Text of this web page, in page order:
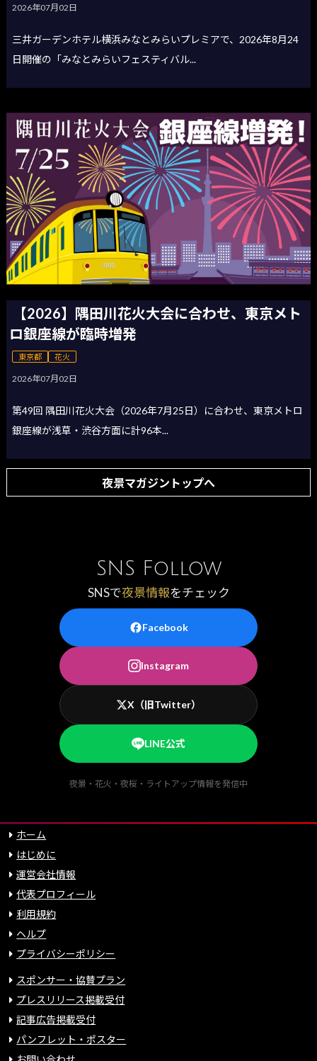
2026年07月02日
三井ガーデンホテル横浜みなとみらいプレミアで、2026年8月24
日開催の「みなとみらいフェスティバル...
【2026】隅田川花火大会に合わせ、東京メト
ロ銀座線が臨時増発
東京都 花火
2026年07月02日
第49回 隅田川花火大会（2026年7月25日）に合わせ、東京メトロ
銀座線が浅草・渋谷方面に計96本...
夜景マガジントップへ
SNS Follow
SNSで夜景情報をチェック
Facebook
Instagram
X（旧Twitter）
LINE公式
夜景・花火・夜桜・ライトアップ情報を発信中
ホーム
はじめに
運営会社情報
代表プロフィール
利用規約
ヘルプ
プライバシーポリシー
スポンサー・協賛プラン
プレスリリース掲載受付
記事広告掲載受付
パンフレット・ポスター